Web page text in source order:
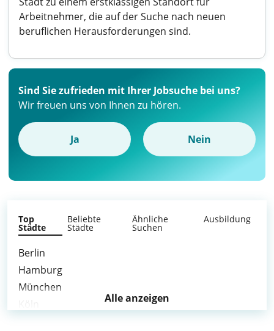
Arbeitnehmer, die auf der Suche nach neuen
beruflichen Herausforderungen sind.
Sind Sie zufrieden mit Ihrer Jobsuche bei uns?
Wir freuen uns von Ihnen zu hören.
Ja Nein
Top
Städte
Beliebte
Städte
Ähnliche
Suchen
Ausbildung
Berlin
Hamburg
München
Alle anzeigen